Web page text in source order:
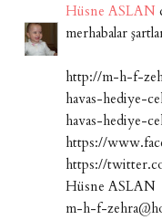
Hüsne ASLAN
merhabalar
http://m-h-f-
havas-hediye-
havas-hediye-
https://
https://
Hüsne ASLAN
m-h-f-